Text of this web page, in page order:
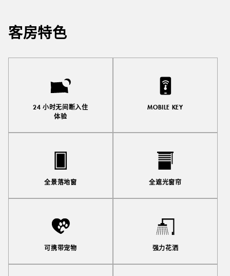
客房特色
24 小时无间断入住
体验
MOBILE KEY
全景落地窗 全遮光窗帘
可携带宠物 强力花洒